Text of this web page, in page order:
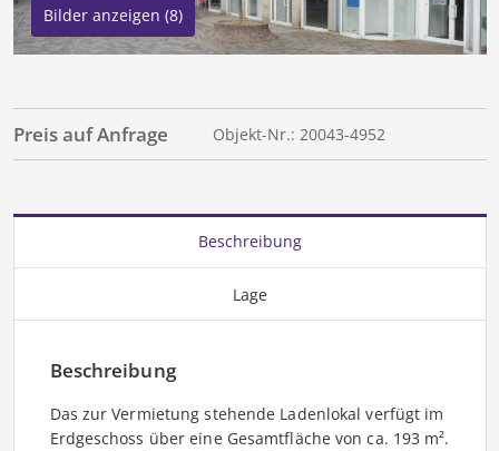
Bilder anzeigen (8)
Preis auf Anfrage Objekt-Nr.: 20043-4952
Beschreibung
Lage
Beschreibung
Das zur Vermietung stehende Ladenlokal verfügt im
Erdgeschoss über eine Gesamtfläche von ca. 193 m².